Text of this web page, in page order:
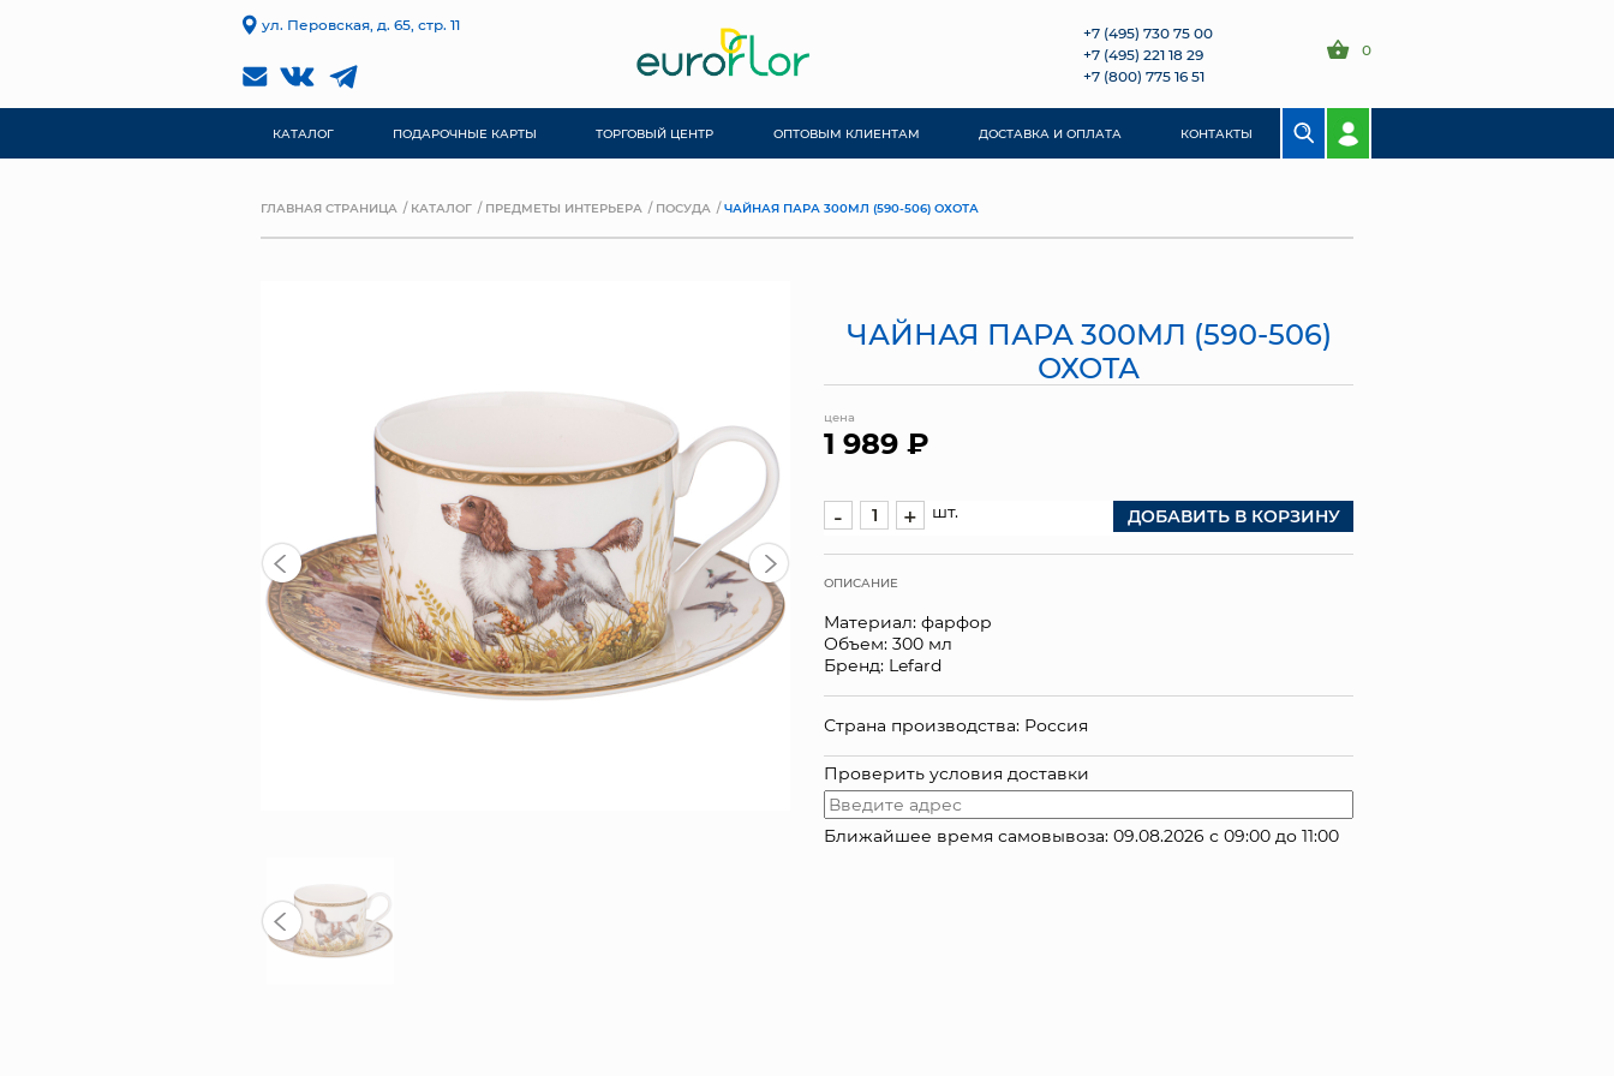
ул. Перовская, д. 65, стр. 11
+7 (495) 730 75 00
+7 (495) 221 18 29
+7 (800) 775 16 51
0
КАТАЛОГ ПОДАРОЧНЫЕ КАРТЫ ТОРГОВЫЙ ЦЕНТР ОПТОВЫМ КЛИЕНТАМ ДОСТАВКА И ОПЛАТА КОНТАКТЫ
ГЛАВНАЯ СТРАНИЦА КАТАЛОГ ПРЕДМЕТЫ ИНТЕРЬЕРА ПОСУДА ЧАЙНАЯ ПАРА 300МЛ (590-506) ОХОТА
ЧАЙНАЯ ПАРА 300МЛ (590-506)
ОХОТА
цена
1 989 ₽
- + шт. ДОБАВИТЬ В КОРЗИНУ
ОПИСАНИЕ
Материал: фарфор
Объем: 300 мл
Бренд: Lefard
Страна производства: Россия
Проверить условия доставки
Ближайшее время самовывоза: 09.08.2026 с 09:00 до 11:00